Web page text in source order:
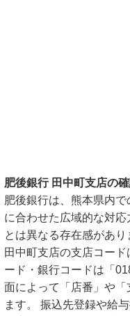
肥後銀行 田中町支店の
肥後銀行は、熊本県内
に合わせた広域的な対
とは異なる存在感があり
田中町支店の支店コー
ード・銀行コードは「
面によって「店番」や
ます。 振込先登録や給